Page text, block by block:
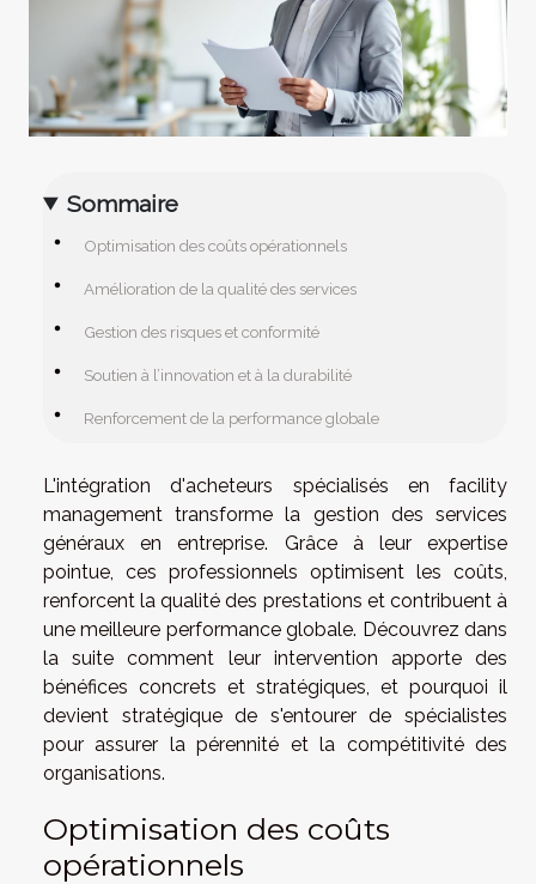
Sommaire
Optimisation des coûts opérationnels
Amélioration de la qualité des services
Gestion des risques et conformité
Soutien à l’innovation et à la durabilité
Renforcement de la performance globale
L'intégration d'acheteurs spécialisés en facility
management transforme la gestion des services
généraux en entreprise. Grâce à leur expertise
pointue, ces professionnels optimisent les coûts,
renforcent la qualité des prestations et contribuent à
une meilleure performance globale. Découvrez dans
la suite comment leur intervention apporte des
bénéfices concrets et stratégiques, et pourquoi il
devient stratégique de s'entourer de spécialistes
pour assurer la pérennité et la compétitivité des
organisations.
Optimisation des coûts
opérationnels